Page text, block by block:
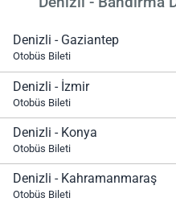
Denizli - Gaziantep
Otobüs Bileti
Denizli - İzmir
Otobüs Bileti
Denizli - Konya
Otobüs Bileti
Denizli - Kahramanmaraş
Otobüs Bileti